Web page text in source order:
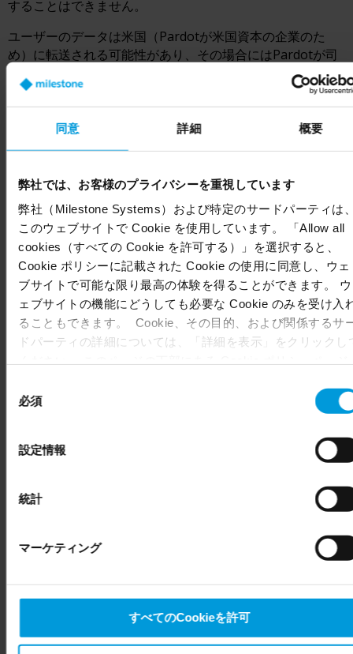
同意 詳細 概要
弊社では、お客様のプライバシーを重視しています
弊社（Milestone Systems）および特定のサードパーティは
このウェブサイトで Cookie を使用しています。 「Allow all
cookies（すべての Cookie を許可する）」を選択すると、
Cookie ポリシーに記載された Cookie の使用に同意し、ウェ
ブサイトで可能な限り最高の体験を得ることができます。 ウ
ェブサイトの機能にどうしても必要な Cookie のみを受け入
ることもできます。 Cookie、その目的、および関係するサ
ドパーティの詳細については、「詳細を表示」をクリックし
Even though we have entered into data processing
agreements and model clauses with our third-party
European entities, we shall inform you that the EU Court of
Justice has in general found (Schrems II) that, from an EU
companies (such as Microsoft and Google) there are not
appropriate safeguards in place in the US, as they may
Intelligence Community without any judicial review. This
Milestone’s legitimate interest. Please click ‘Show details’ for
more information.
必須
設定情報
統計
マーケティング
すべてのCookieを許可
することはできません。
ユーザーのデータは米国（Pardotが米国資本の企業のた
め）に転送される可能性があり、その場合にはPardotが司
法審査なしに当該データへのアクセスを米国情報コミュニ
ティに求められる可能性があるため、十分な意思決定が適
用されず、適切な保護措置が取られないことがあります。
詳しくは、当社の
個人情報転送の保護
セクションをご参照
ください。これは、状況によってはMilestoneもユーザーの
あることを意味します。
ユーザーのデータは、下記の 保存期間セクションに記載の
期間、保存されます。
Pardotにおけるデータ保護について詳しく
は、https://www.salesforce.com/company/privacy/
にアクセスし、Microsoftのプライバシーに関する声明でご
確認いただけます。
Milestoneは、クッキーに関する同意／設定を管理するた
す。
次のデータが自動的にCybotに記録されます：
「0」に設定）
同意の送信元のURL
無作為化・暗号化されたキー値
同意の証明となるエンドユーザーの同意ステータス